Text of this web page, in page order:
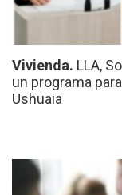
Vivienda. LLA,
un programa
Ushuaia